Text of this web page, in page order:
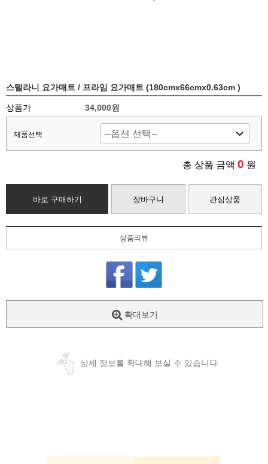
스텔라니 요가매트 / 프라임 요가매트 (180cmx66cmx0.63cm )
상품가 34,000원
제품선택
총 상품 금액 0 원
바로 구매하기 장바구니 관심상품
상품리뷰
확대보기
상세 정보를 확대해 보실 수 있습니다